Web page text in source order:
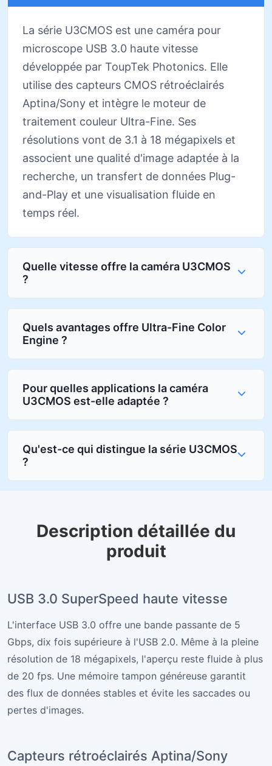
La série U3CMOS est une caméra pour
microscope USB 3.0 haute vitesse
développée par ToupTek Photonics. Elle
utilise des capteurs CMOS rétroéclairés
Aptina/Sony et intègre le moteur de
traitement couleur Ultra-Fine. Ses
résolutions vont de 3.1 à 18 mégapixels et
associent une qualité d'image adaptée à la
recherche, un transfert de données Plug-
and-Play et une visualisation fluide en
temps réel.
Quelle vitesse offre la caméra U3CMOS
?
Quels avantages offre Ultra-Fine Color
Engine ?
Pour quelles applications la caméra
U3CMOS est-elle adaptée ?
Qu'est-ce qui distingue la série U3CMOS
?
Description détaillée du
produit
USB 3.0 SuperSpeed haute vitesse
L'interface USB 3.0 offre une bande passante de 5
Gbps, dix fois supérieure à l'USB 2.0. Même à la pleine
résolution de 18 mégapixels, l'aperçu reste fluide à plus
de 20 fps. Une mémoire tampon généreuse garantit
des flux de données stables et évite les saccades ou
pertes d'images.
Capteurs rétroéclairés Aptina/Sony